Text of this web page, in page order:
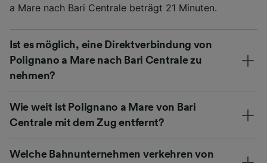
a Mare nach Bari Centrale beträgt 21 Minuten.
Ist es möglich, eine Direktverbindung von
Polignano a Mare nach Bari Centrale zu
nehmen?
Wie weit ist Polignano a Mare von Bari
Centrale mit dem Zug entfernt?
Welche Bahnunternehmen verkehren von